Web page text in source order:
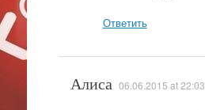
Ответить
Алиса 06.06.2015 at 22:03